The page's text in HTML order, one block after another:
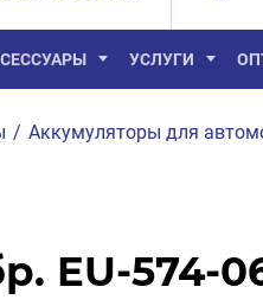
УСЛУГИ
/ Аккумуляторы для
EU-574-